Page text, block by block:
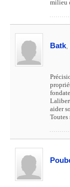
milieu
Batk
aider
Toutes